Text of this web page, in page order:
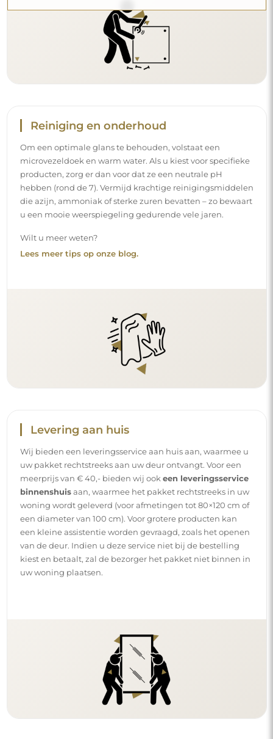
Reiniging en onderhoud
Om een optimale glans te behouden, volstaat een
microvezeldoek en warm water. Als u kiest voor specifieke
producten, zorg er dan voor dat ze een neutrale pH
hebben (rond de 7). Vermijd krachtige reinigingsmiddelen
die azijn, ammoniak of sterke zuren bevatten – zo bewaart
u een mooie weerspiegeling gedurende vele jaren.
Wilt u meer weten?
Lees meer tips op onze blog.
Levering aan huis
Wij bieden een leveringsservice aan huis aan, waarmee u
uw pakket rechtstreeks aan uw deur ontvangt. Voor een
meerprijs van € 40,- bieden wij ookeen leveringsservice
binnenshuisaan, waarmee het pakket rechtstreeks in uw
woning wordt geleverd (voor afmetingen tot 80×120 cm of
een diameter van 100 cm). Voor grotere producten kan
een kleine assistentie worden gevraagd, zoals het openen
van de deur. Indien u deze service niet bij de bestelling
kiest en betaalt, zal de bezorger het pakket niet binnen in
uw woning plaatsen.